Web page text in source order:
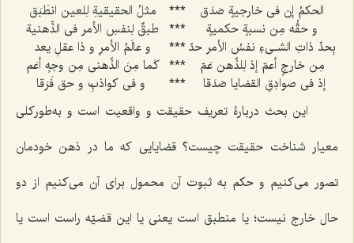
الحکمُ إن فی خارجیةٍ صَدَق‌
***
مثلُ الحقیقیةِ لِلعین انطَبَق‌
و حقُّه مِن نسبةٍ حکمیةٍ
*** طبقٌ لِنفسِ الأمر فی الذِّهنیة
بِحدِّ ذاتِ الشـی‌ءِ نفسُ الأمر حدّ***
و عالَمُ الأمرِ و ذا عقلِ یعد
مِن خارجٍ أعمّ إذ لِلذِّهن عَمّ‌
*** کَما مِنَ الذِّهنی مِن وجهٍ أعَم‌
إذ فی صوادِقِ القضایا صَدَقا
*** و فی کواذبِ و حق فَرَقا
1
این بحث دربارۀ تعریف حقیقت و واقعیت است و به‌طورکلی
معیار شناخت حقیقت چیست؟ قضایایی که ما در ذهن خودمان
تصور می‌کنیم و حکم به ثبوت آن محمول برای آن می‌کنیم از دو
حال خارج نیست؛ یا منطبق است یعنی یا این قضیّه راست است یا